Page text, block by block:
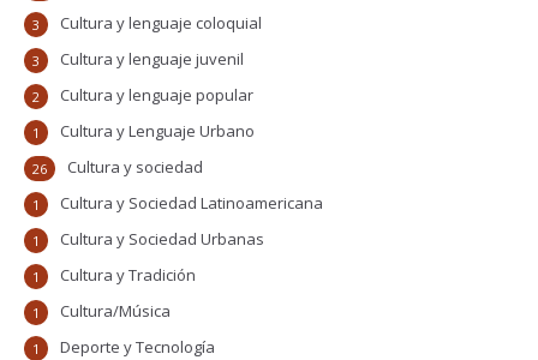
Cultura y lenguaje coloquial
3
Cultura y lenguaje juvenil
3
Cultura y lenguaje popular
2
Cultura y Lenguaje Urbano
1
Cultura y sociedad
26
Cultura y Sociedad Latinoamericana
1
Cultura y Sociedad Urbanas
1
Cultura y Tradición
1
Cultura/Música
1
Deporte y Tecnología
1